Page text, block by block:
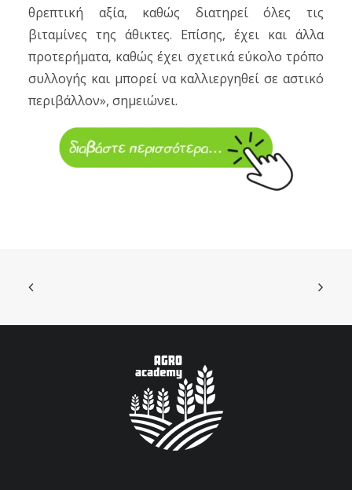
θρεπτική αξία, καθώς διατηρεί όλες τις
βιταμίνες της άθικτες. Επίσης, έχει και άλλα
προτερήματα, καθώς έχει σχετικά εύκολο τρόπο
συλλογής και μπορεί να καλλιεργηθεί σε αστικό
περιβάλλον», σημειώνει.